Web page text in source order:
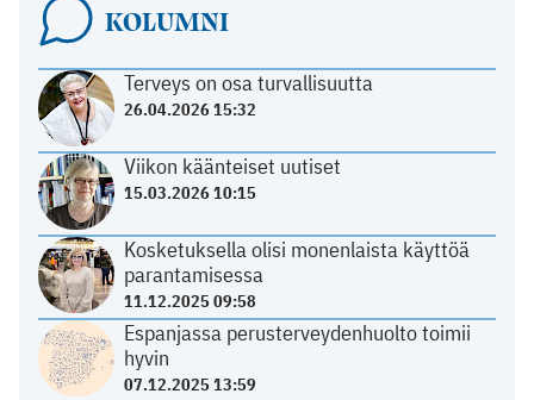
KOLUMNI
Terveys on osa turvallisuutta
26.04.2026 15:32
Viikon käänteiset uutiset
15.03.2026 10:15
Kosketuksella olisi monenlaista käyttöä
parantamisessa
11.12.2025 09:58
Espanjassa perusterveydenhuolto toimii
hyvin
07.12.2025 13:59